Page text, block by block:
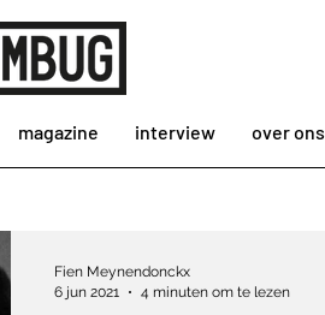
magazine interview over ons
Fien Meynendonckx
6 jun 2021
4 minuten om te lezen